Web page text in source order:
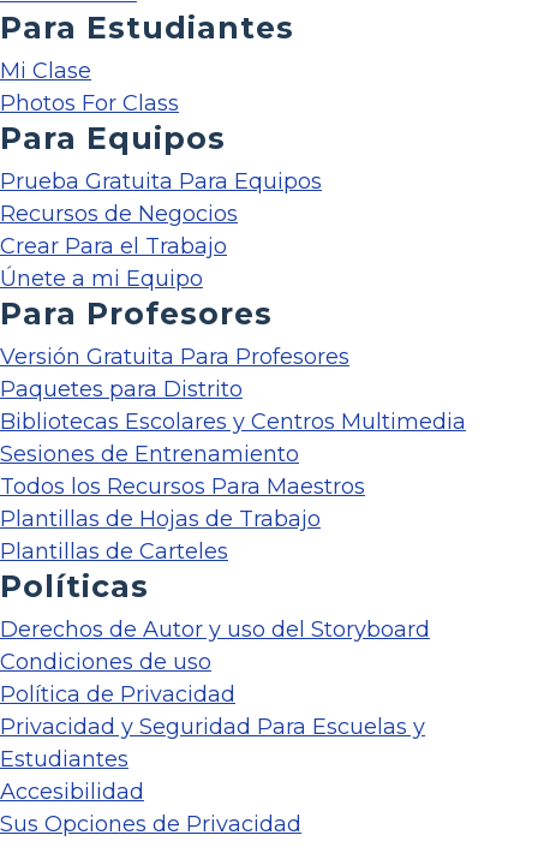
Para Estudiantes
Mi Clase
Photos For Class
Para Equipos
Prueba Gratuita Para Equipos
Recursos de Negocios
Crear Para el Trabajo
Únete a mi Equipo
Para Profesores
Versión Gratuita Para Profesores
Paquetes para Distrito
Bibliotecas Escolares y Centros Multimedia
Sesiones de Entrenamiento
Todos los Recursos Para Maestros
Plantillas de Hojas de Trabajo
Plantillas de Carteles
Políticas
Derechos de Autor y uso del Storyboard
Condiciones de uso
Política de Privacidad
Privacidad y Seguridad Para Escuelas y
Estudiantes
Accesibilidad
Sus Opciones de Privacidad